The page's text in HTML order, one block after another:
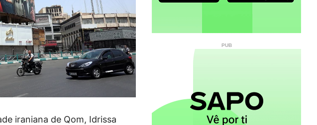
iraniana de Qom, Idrissa